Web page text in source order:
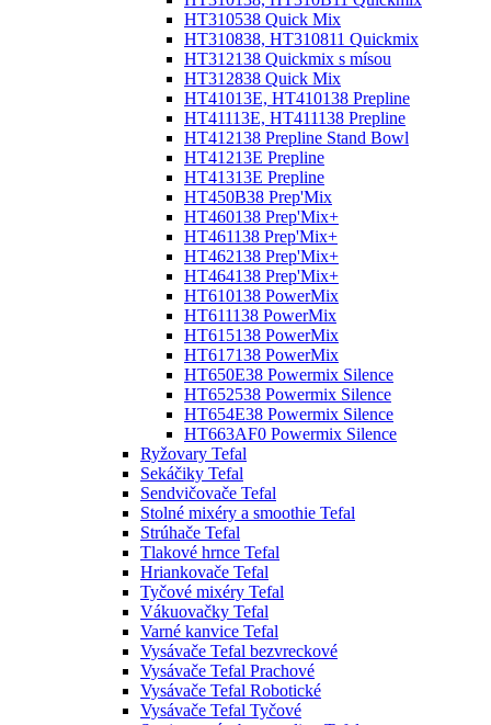
HT310538 Quick Mix
HT310838, HT310811 Quickmix
HT312138 Quickmix s mísou
HT312838 Quick Mix
HT41013E, HT410138 Prepline
HT41113E, HT411138 Prepline
HT412138 Prepline Stand Bowl
HT41213E Prepline
HT41313E Prepline
HT450B38 Prep'Mix
HT460138 Prep'Mix+
HT461138 Prep'Mix+
HT462138 Prep'Mix+
HT464138 Prep'Mix+
HT610138 PowerMix
HT611138 PowerMix
HT615138 PowerMix
HT617138 PowerMix
HT650E38 Powermix Silence
HT652538 Powermix Silence
HT654E38 Powermix Silence
HT663AF0 Powermix Silence
Ryžovary Tefal
Sekáčiky Tefal
Sendvičovače Tefal
Stolné mixéry a smoothie Tefal
Strúhače Tefal
Tlakové hrnce Tefal
Hriankovače Tefal
Tyčové mixéry Tefal
Vákuovačky Tefal
Varné kanvice Tefal
Vysávače Tefal bezvreckové
Vysávače Tefal Prachové
Vysávače Tefal Robotické
Vysávače Tefal Tyčové